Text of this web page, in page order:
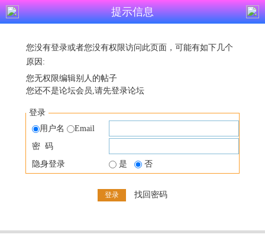
提示信息
您没有登录或者您没有权限访问此页面，可能有如下几个
原因:
您无权限编辑别人的帖子
您还不是论坛会员,请先登录论坛
登录
用户名
Email
密 码
隐身登录
是 否
找回密码